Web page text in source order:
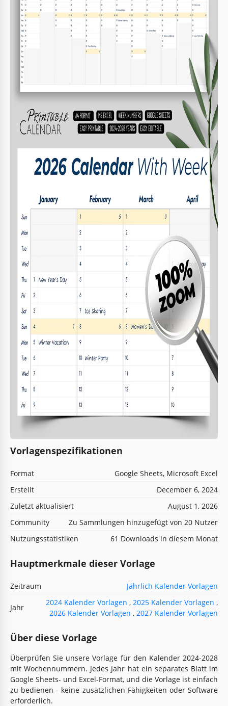
Vorlagenspezifikationen
Format
Google Sheets, Microsoft Excel
Erstellt
December 6, 2024
Zuletzt aktualisiert
August 1, 2026
Community
Zu Sammlungen hinzugefügt von 20 Nutzer
Nutzungsstatistiken
61 Downloads in diesem Monat
Hauptmerkmale dieser Vorlage
Zeitraum Jährlich Kalender Vorlagen
Jahr
2024 Kalender Vorlagen , 2025 Kalender Vorlagen ,
2026 Kalender Vorlagen , 2027 Kalender Vorlagen
Über diese Vorlage
Überprüfen Sie unsere Vorlage für den Kalender 2024-2028
mit Wochennummern. Jedes Jahr hat ein separates Blatt im
Google Sheets- und Excel-Format, und die Vorlage ist einfach
zu bedienen - keine zusätzlichen Fähigkeiten oder Software
erforderlich.